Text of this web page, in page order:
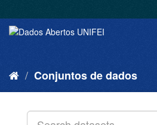
Conjuntos de dados